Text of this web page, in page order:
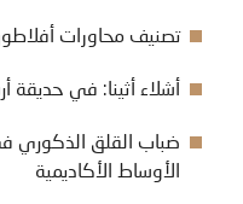
تصنيف محاورات
أشلاء أثينا: في حديقة
ضباب القلق الذكوري
الأوساط الأكاديمية